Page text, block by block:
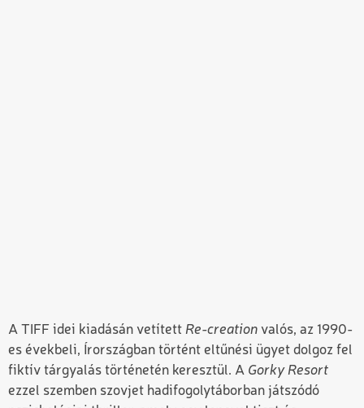
A TIFF idei kiadásán vetített Re-creation valós, az 1990-
es évekbeli, Írországban történt eltűnési ügyet dolgoz fel
fiktív tárgyalás történetén keresztül. A Gorky Resort
ezzel szemben szovjet hadifogolytáborban játszódó